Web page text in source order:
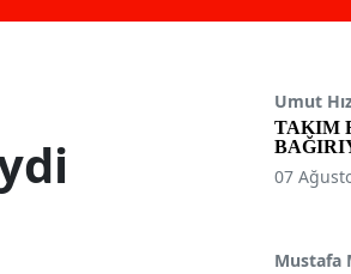
Umut
TAKIM
07
Mustafa